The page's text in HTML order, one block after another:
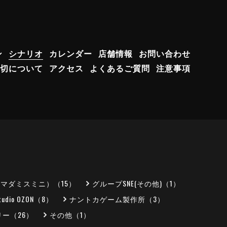
シナリオ カレンダー 店舗情報
お問い合わせ
について アクセス よくあるご質問 注意事項
ダミスミニ）（15）
グループSNE(その他)（1）
OZON（8）
ナントカゲーム製作所（3）
（26） その他（1）